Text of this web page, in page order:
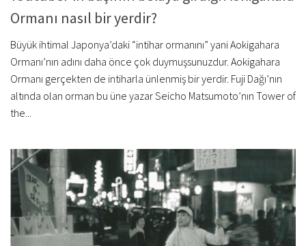
Ormanı nasıl bir yerdir?
Büyük ihtimal Japonya’daki “intihar ormanını” yani Aokigahara
Ormanı’nın adını daha önce çok duymuşsunuzdur. Aokigahara
Ormanı gerçekten de intiharla ünlenmiş bir yerdir. Fuji Dağı’nın
altında olan orman bu üne yazar Seicho Matsumoto’nın Tower of
the...